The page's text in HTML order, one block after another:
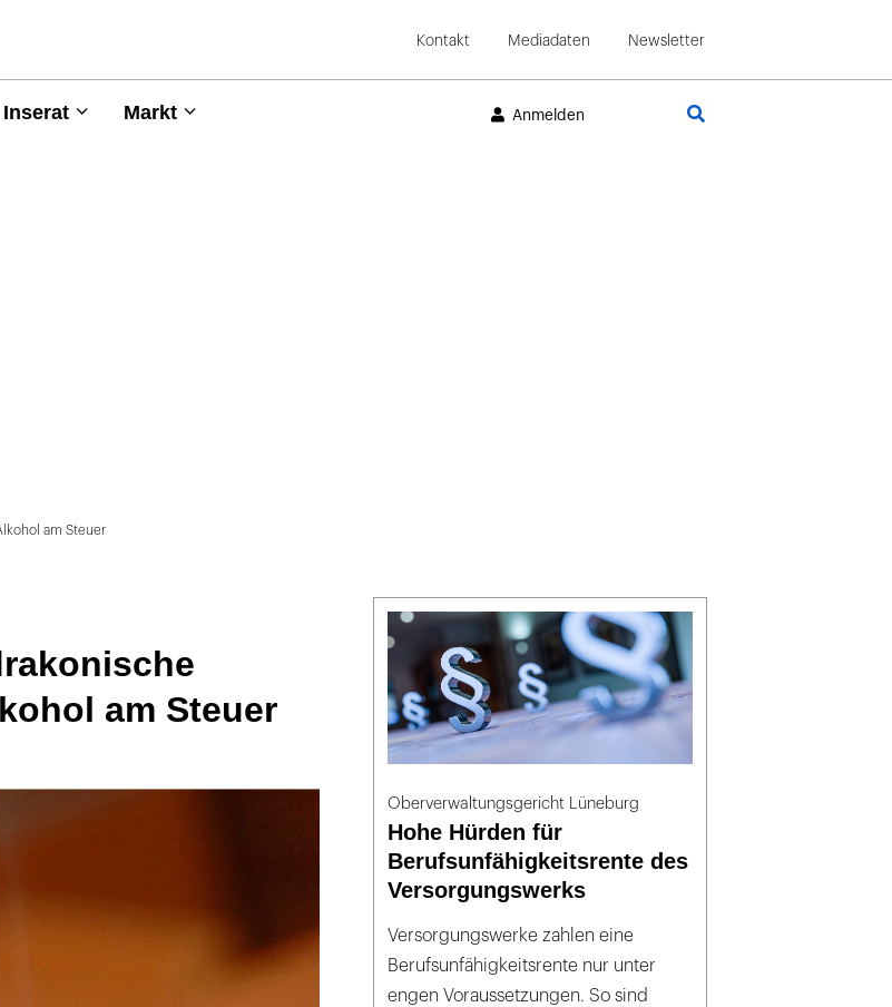
Kontakt Mediadaten Newsletter
Inserat Markt Anmelden
am Steuer
am Steuer
Oberverwaltungsgericht Lüneburg
Hohe Hürden für
Berufsunfähigkeitsrente des
Versorgungswerks
Versorgungswerke zahlen eine
Berufsunfähigkeitsrente nur unter
engen Voraussetzungen. So sind